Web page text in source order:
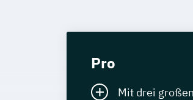
Pro
Mit drei